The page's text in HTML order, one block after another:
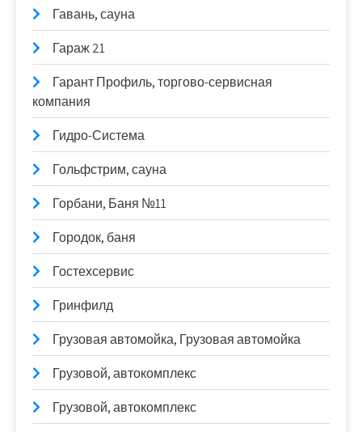
Гавань, сауна
Гараж 21
Гарант Профиль, торгово-сервисная
компания
Гидро-Система
Гольфстрим, сауна
Горбани, Баня №11
Городок, баня
Гостехсервис
Гринфилд
Грузовая автомойка, Грузовая автомойка
Грузовой, автокомплекс
Грузовой, автокомплекс